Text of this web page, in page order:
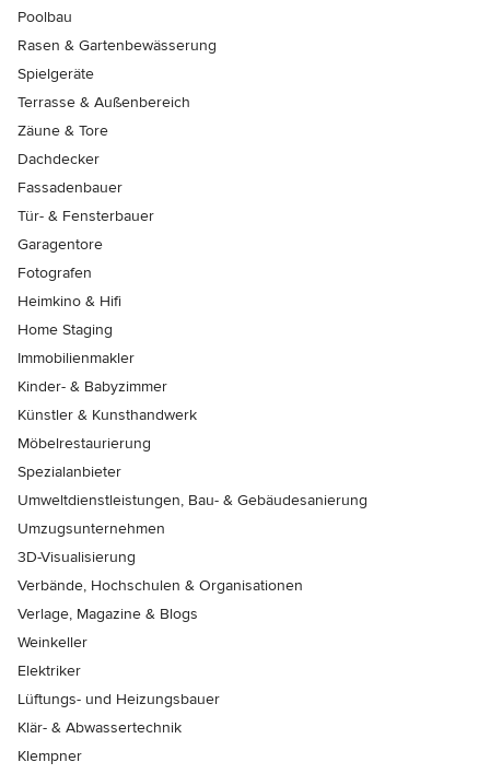
Poolbau
Rasen & Gartenbewässerung
Spielgeräte
Terrasse & Außenbereich
Zäune & Tore
Dachdecker
Fassadenbauer
Tür- & Fensterbauer
Garagentore
Fotografen
Heimkino & Hifi
Home Staging
Immobilienmakler
Kinder- & Babyzimmer
Künstler & Kunsthandwerk
Möbelrestaurierung
Spezialanbieter
Umweltdienstleistungen, Bau- & Gebäudesanierung
Umzugsunternehmen
3D-Visualisierung
Verbände, Hochschulen & Organisationen
Verlage, Magazine & Blogs
Weinkeller
Elektriker
Lüftungs- und Heizungsbauer
Klär- & Abwassertechnik
Klempner